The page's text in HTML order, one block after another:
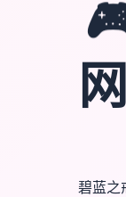
网
碧蓝之